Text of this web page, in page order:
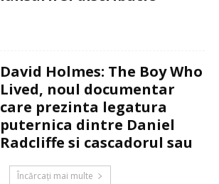
David Holmes: The Boy Who
Lived, noul documentar
care prezinta legatura
puternica dintre Daniel
Radcliffe si cascadorul sau
Încărcați mai multe